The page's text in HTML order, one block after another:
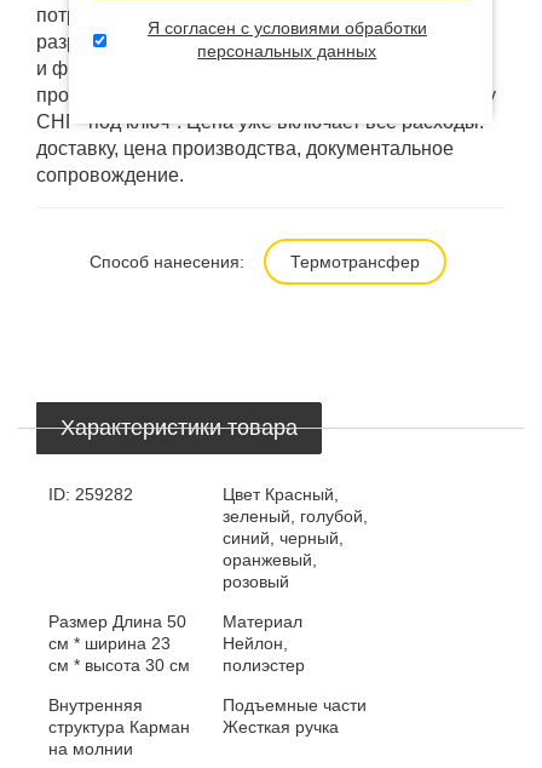
потребности: брендировать, кастомизировать или
разработать "под ключ". Использовать ваш дизайн
и фирменные коробки напрямую у фабрик
производителей. А так же доставить в любую точку
СНГ "под ключ". Цена уже включает все расходы:
доставку, цена производства, документальное
сопровождение.
Способ нанесения: Термотрансфер
Характеристики товара
ID: 259282 Цвет Красный,
зеленый, голубой,
синий, черный,
оранжевый,
розовый
Размер Длина 50
см * ширина 23
см * высота 30 см
Материал
Нейлон,
полиэстер
Внутренняя
структура Карман
на молнии
Подъемные части
Жесткая ручка
Я согласен с условиями обработки
персональных данных